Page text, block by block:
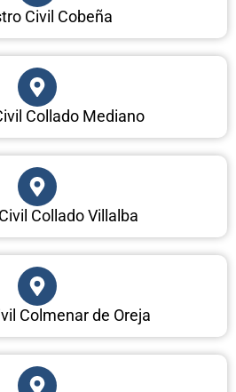
Civil Cobeña
Collado Mediano
Collado Villalba
Colmenar de Oreja